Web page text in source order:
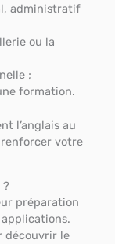
administratif
ou la
;
formation.
l’anglais au
votre
préparation
découvrir le